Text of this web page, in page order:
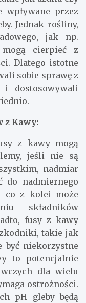
wpływane przez
Jednak rośliny,
jak np.
cierpieć z
Dlatego istotne
sobie sprawę z
dostosowywali
z Kawy:
z kawy mogą
jeśli nie są
nadmiar
do nadmiernego
co z kolei może
składników
fusy z kawy
takie jak
być niekorzystne
to potencjalnie
dla wielu
ostrożności.
pH gleby będą